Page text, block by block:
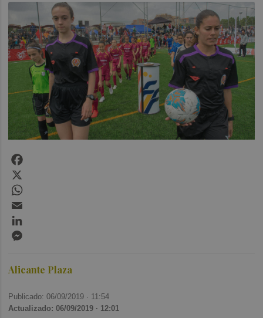
Alicante Plaza
Publicado: 06/09/2019 · 11:54
Actualizado: 06/09/2019 · 12:01